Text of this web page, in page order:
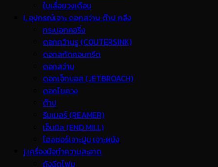
ใบเลื่อยวงเดือน
I. อุปกรณ์เจาะ ดอกสว่าน ต๊าป กลึง
กระบอกคอริ่ง
ดอกคว้านรู (COUTERSINK)
ดอกสกัดคอนกรีต
ดอกสว่าน
ดอกเจ็ทบอส (JETBROACH)
ดอกไขควง
ต๊าป
รีมเมอร์ (REAMER)
เอ็นมิล (END MILL)
โฮลซอร์เจาะปูน เจาะผนัง
j.เครื่องมือทำความสะอาด
ถังฉีดโฟม